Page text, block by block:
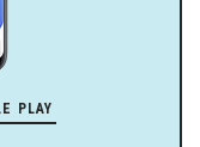
PLAY